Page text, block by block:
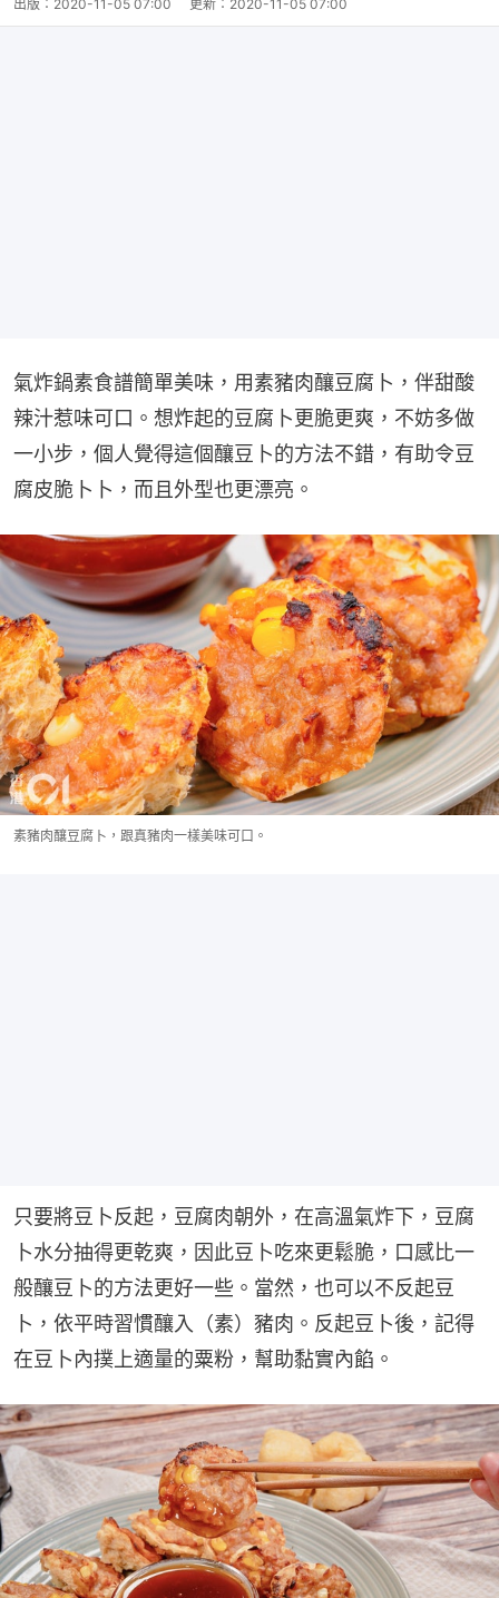
出版： 2020-11-05 07:00 更新： 2020-11-05 07:00
氣炸鍋素食譜簡單美味，用素豬肉釀豆腐卜，伴甜酸
辣汁惹味可口。想炸起的豆腐卜更脆更爽，不妨多做
一小步，個人覺得這個釀豆卜的方法不錯，有助令豆
腐皮脆卜卜，而且外型也更漂亮。
素豬肉釀豆腐卜，跟真豬肉一樣美味可口。
只要將豆卜反起，豆腐肉朝外，在高溫氣炸下，豆腐
卜水分抽得更乾爽，因此豆卜吃來更鬆脆，口感比一
般釀豆卜的方法更好一些。當然，也可以不反起豆
卜，依平時習慣釀入（素）豬肉。反起豆卜後，記得
在豆卜內撲上適量的粟粉，幫助黏實內餡。